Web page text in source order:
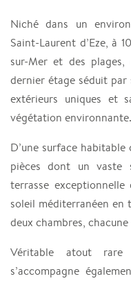
Niché dans un
Saint-Laurent d’Eze, à
sur-Mer et des
dernier étage séduit par
extérieurs uniques et
végétation environnante.
D’une surface
pièces dont un vaste
terrasse
soleil méditerranéen en
deux chambres,
Véritable atout
s’accompagne